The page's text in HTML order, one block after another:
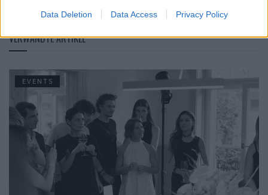
Data Deletion Data Access Privacy Policy
VERWANDTE ARTIKEL
EVENTS